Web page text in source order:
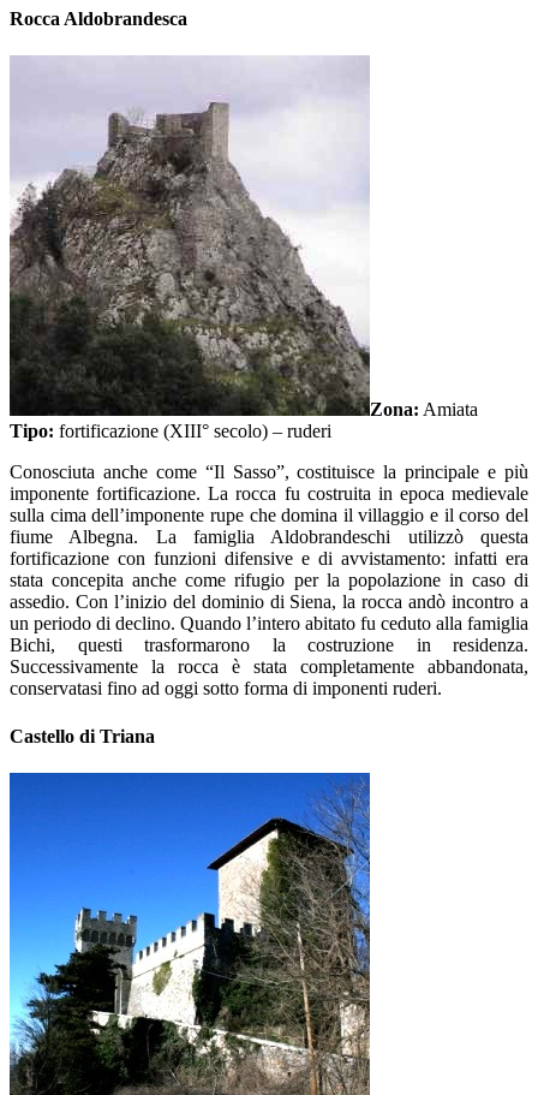
Rocca Aldobrandesca
Zona: Amiata
Tipo: fortificazione (XIII° secolo) – ruderi
Conosciuta anche come “Il Sasso”, costituisce la principale e più
imponente fortificazione. La rocca fu costruita in epoca medievale
sulla cima dell’imponente rupe che domina il villaggio e il corso del
fiume Albegna. La famiglia Aldobrandeschi utilizzò questa
fortificazione con funzioni difensive e di avvistamento: infatti era
stata concepita anche come rifugio per la popolazione in caso di
assedio. Con l’inizio del dominio di Siena, la rocca andò incontro a
un periodo di declino. Quando l’intero abitato fu ceduto alla famiglia
Bichi, questi trasformarono la costruzione in residenza.
Successivamente la rocca è stata completamente abbandonata,
conservatasi fino ad oggi sotto forma di imponenti ruderi.
Castello di Triana